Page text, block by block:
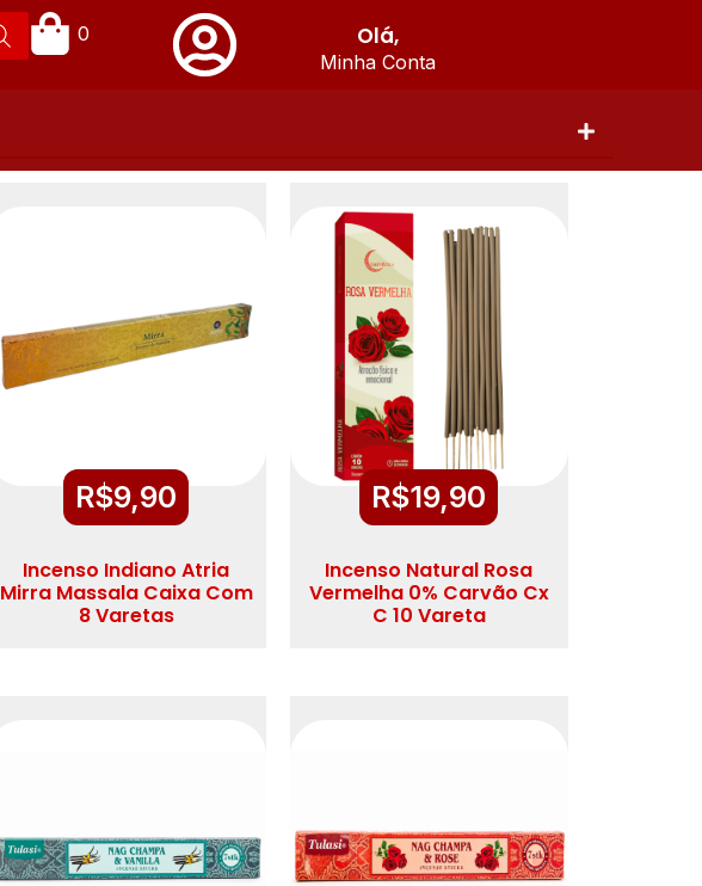
Olá,
Minha Conta
0
R$9,90
Incenso Indiano Atria
Mirra Massala Caixa Com
8 Varetas
R$19,90
Incenso Natural Rosa
Vermelha 0% Carvão Cx
C 10 Vareta